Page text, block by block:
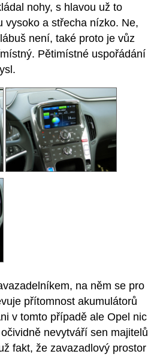
nohy, s hlavou už to
vysoko a střecha nízko. Ne,
není, také proto je vůz
Pětimístné uspořádání
na něm se pro
přítomnost akumulátorů
v tomto případě ale Opel nic
nevytváří sen majitelů
fakt, že zavazadlový prostor